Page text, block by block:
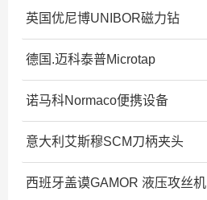
英国优尼博UNIBOR磁力钻
德国.迈科泰普Microtap
诺马科Normaco便携设备
意大利艾斯穆SCM刀柄夹头
西班牙盖谟GAMOR 液压攻丝机